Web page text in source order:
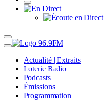
Actualité | Extraits
Loterie Radio
Podcasts
Émissions
Programmation